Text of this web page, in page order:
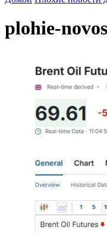
plohie-